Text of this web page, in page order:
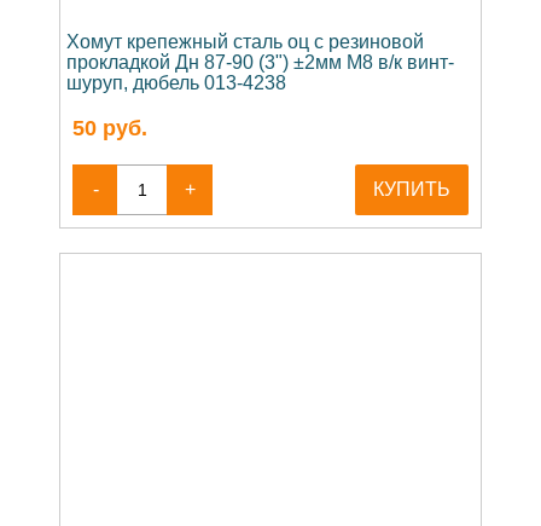
Хомут крепежный сталь оц с резиновой
прокладкой Дн 87-90 (3") ±2мм М8 в/к винт-
шуруп, дюбель 013-4238
50 руб.
- + КУПИТЬ